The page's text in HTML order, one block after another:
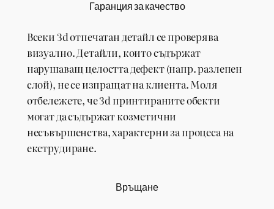
Гаранция за качество
Всеки 3d отпечатан детайл се проверява
визуално. Детайли, които съдържат
нарушаващ целостта дефект (напр. разлепен
слой), не се изпращат на клиента. Моля
отбележете, че 3d принтираните обекти
могат да съдържат козметични
несъвършенства, характерни за процеса на
екструдиране.
Връщане